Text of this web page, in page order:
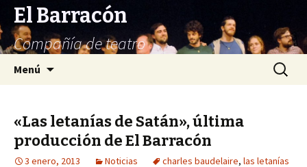
El Barracón
Compañía de teatro
Menú Buscar:
«Las letanías de Satán», última
producción de El Barracón
3 enero, 2013 Noticias charles baudelaire, las letanías